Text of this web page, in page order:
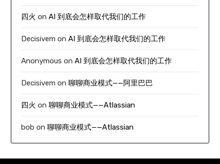
四火 onAI 到底会怎样取代我们的工作
Decisivem onAI 到底会怎样取代我们的工作
Anonymous onAI 到底会怎样取代我们的工作
Decisivem on聊聊商业模式——阿里巴巴
四火 on聊聊商业模式——Atlassian
bob on聊聊商业模式——Atlassian